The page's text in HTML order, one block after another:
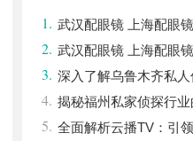
1. 武汉配眼镜 上海配眼镜
2. 武汉配眼镜 上海配眼镜
3. 深入了解乌鲁木齐私
性与应用领域
4. 揭秘福州私家侦探行
状
5. 全面解析云播TV：引